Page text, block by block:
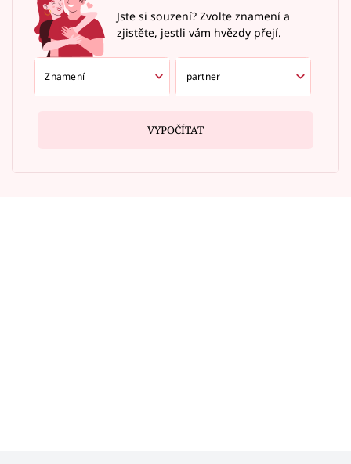
Jste si souzení? Zvolte znamení a
zjistěte, jestli vám hvězdy přejí.
VYPOČÍTAT